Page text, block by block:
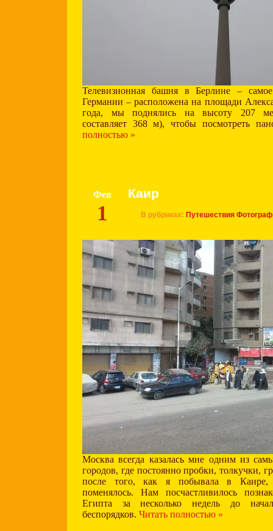
Телевизионная башня в Берлине –
Германии – расположена на площади
года, мы поднялись на высоту 207
составляет 368 м), чтобы посмотреть
полностью »
Фев
1
Каир
В рубриках: Путешествия
Москва всегда казалась мне одним из
городов, где постоянно пробки, толкучки,
после того, как я побывала в
поменялось. Нам посчастливилось
Египта за несколько недель до
беспорядков. Читать полностью »